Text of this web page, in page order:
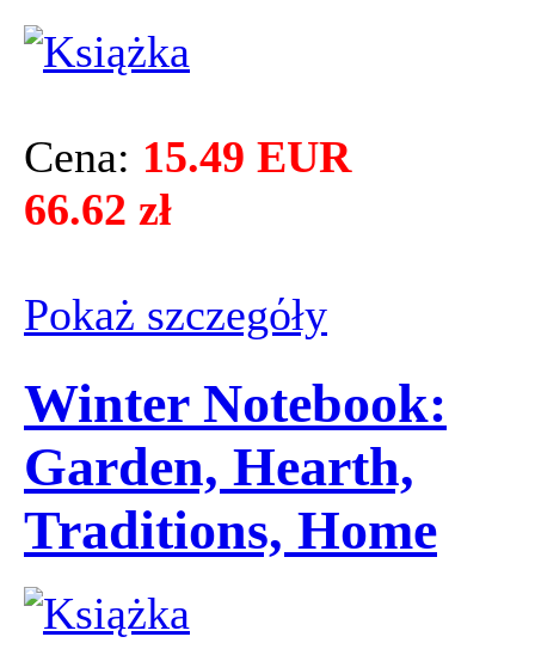
Cena: 15.49 EUR
66.62 zł
Pokaż szczegόły
Winter Notebook:
Garden, Hearth,
Traditions, Home